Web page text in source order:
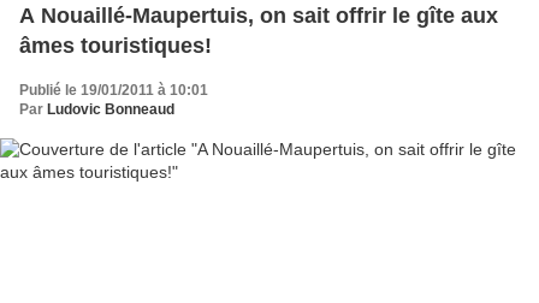
A Nouaillé-Maupertuis, on sait offrir le gîte aux
âmes touristiques!
Publié le 19/01/2011 à 10:01
Par Ludovic Bonneaud